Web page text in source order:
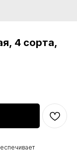
4 сорта,